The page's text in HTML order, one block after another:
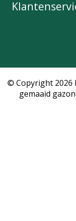
© Copyright 2026
gemaaid